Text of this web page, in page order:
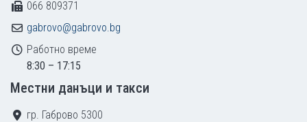
066 809371
gabrovo@gabrovo.bg
Работно време
8:30 – 17:15
Местни данъци и такси
гр. Габрово 5300